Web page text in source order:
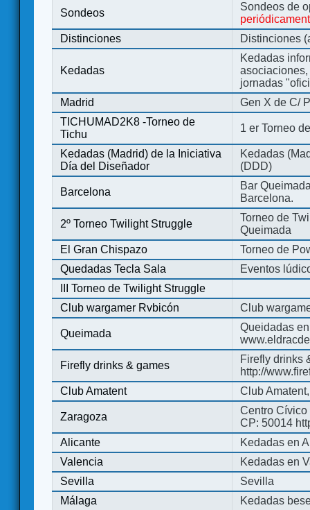
Sondeos
Sondeos de
Distinciones
Distinciones
Kedadas
Kedadas
jornadas
Madrid
Gen X de C/
TICHUMAD2K8 -Torneo de
Tichu
1 er Torneo
Kedadas (Madrid) de la Iniciativa
Día del Diseñador
Kedadas
(DDD)
Barcelona
Bar
Barcelona.
2º Torneo Twilight Struggle
Torneo de
Queimada
El Gran Chispazo
Torneo de
Quedadas Tecla Sala
Eventos
III Torneo de Twilight Struggle
Club wargamer Rvbicón
Club
Queimada
Queidadas
Firefly drinks & games
Firefly drinks
http://
Club Amatent
Club
Zaragoza
Centro Cívico
CP: 50014
Alicante
Kedadas en
Valencia
Kedadas en
Sevilla
Sevilla
Málaga
Kedadas